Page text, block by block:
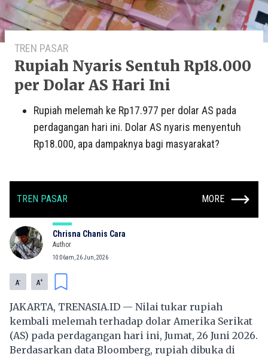
TREN PASAR
Rupiah Nyaris Sentuh Rp18.000
per Dolar AS Hari Ini
Rupiah melemah ke Rp17.977 per dolar AS pada
perdagangan hari ini. Dolar AS nyaris menyentuh
Rp18.000, apa dampaknya bagi masyarakat?
TREN PASAR MORE
Chrisna Chanis Cara
Author
10:06am, 26 Jun, 2026
A- A+
JAKARTA, TRENASIA.ID — Nilai tukar rupiah
kembali melemah terhadap dolar Amerika Serikat
(AS) pada perdagangan hari ini, Jumat, 26 Juni 2026.
Berdasarkan data Bloomberg, rupiah dibuka di